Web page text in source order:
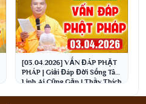
[03.04.2026] VẤN ĐÁP PHẬT
PHÁP | Giải Đáp Đời Sống Tâm
Linh Ai Cũng Gặp | Thầy Thích